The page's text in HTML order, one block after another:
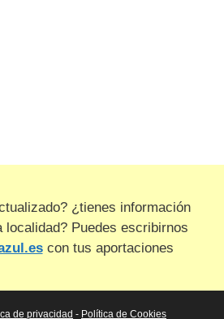
¿tienes información
localidad? Puedes escribirnos
con tus aportaciones
de privacidad - Política de Cookies